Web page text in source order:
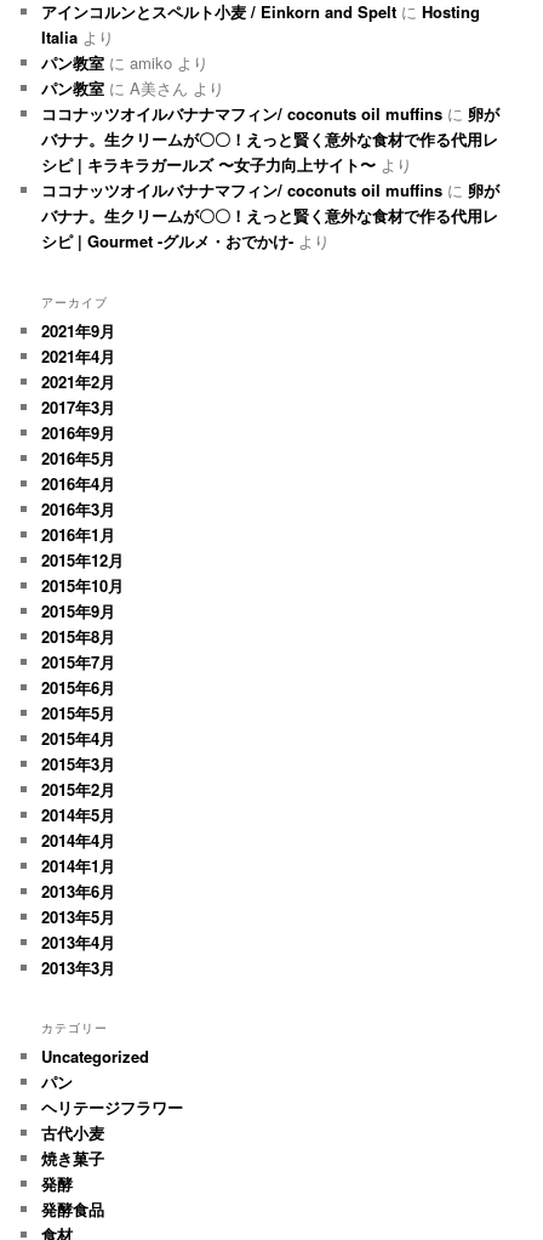
アインコルンとスペルト小麦 / Einkorn and Spelt にHosting
Italia より
パン教室 にamiko より
パン教室 にA美さん より
ココナッツオイルバナナマフィン/ coconuts oil muffins に 卵が
バナナ。生クリームが〇〇！えっと賢く意外な食材で作る代用レ
シピ | キラキラガールズ 〜女子力向上サイト〜 より
ココナッツオイルバナナマフィン/ coconuts oil muffins に 卵が
バナナ。生クリームが〇〇！えっと賢く意外な食材で作る代用レ
シピ | Gourmet -グルメ・おでかけ- より
アーカイブ
2021年9月
2021年4月
2021年2月
2017年3月
2016年9月
2016年5月
2016年4月
2016年3月
2016年1月
2015年12月
2015年10月
2015年9月
2015年8月
2015年7月
2015年6月
2015年5月
2015年4月
2015年3月
2015年2月
2014年5月
2014年4月
2014年1月
2013年6月
2013年5月
2013年4月
2013年3月
カテゴリー
Uncategorized
パン
ヘリテージフラワー
古代小麦
焼き菓子
発酵
発酵食品
食材